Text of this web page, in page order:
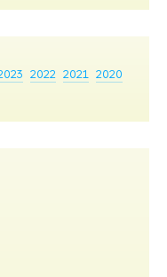
2022 2021 2020